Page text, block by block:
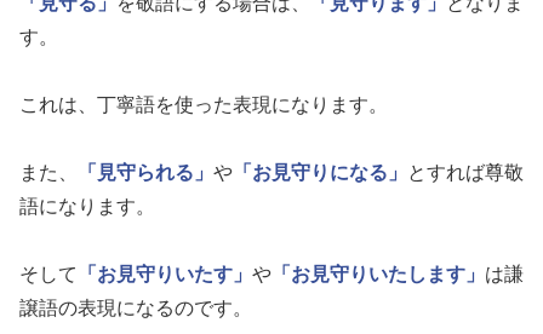
す。
これは、丁寧語を使った表現になります。
また、 「見守られる」 や 「お見守りになる」
とすれば尊敬
語になります。
そして 「お見守りいたす」 や 「お見守りいたします」 は謙
譲語の表現になるのです。